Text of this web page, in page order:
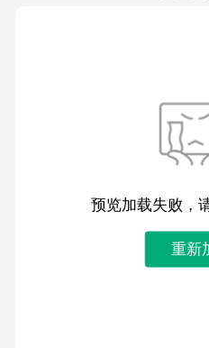
预览加载失败，
重新